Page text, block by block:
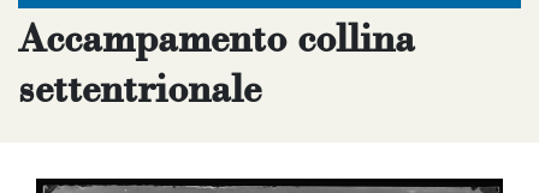
Accampamento collina
settentrionale